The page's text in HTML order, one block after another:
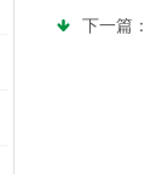
下一篇：